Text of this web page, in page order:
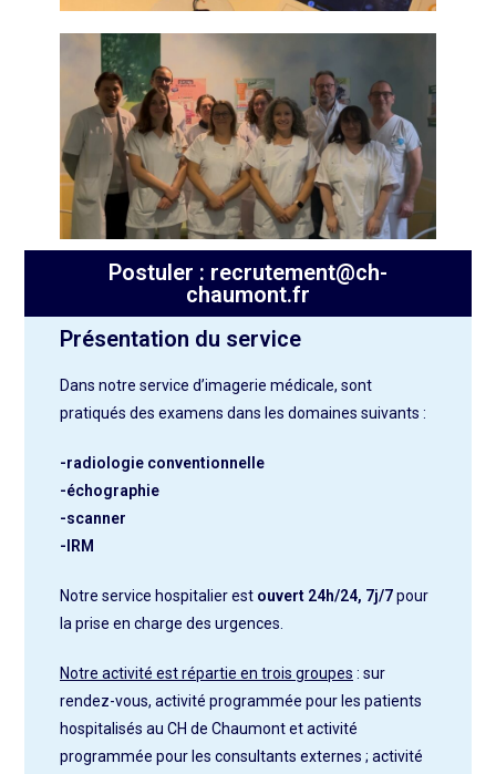
Postuler : recrutement@ch-
chaumont.fr
Présentation du service
Dans notre service d’imagerie médicale, sont
pratiqués des examens dans les domaines suivants :
-radiologie conventionnelle
-échographie
-scanner
-IRM
Notre service hospitalier est ouvert 24h/24, 7j/7pour
la prise en charge des urgences.
Notre activité est répartie en trois groupes : sur
rendez-vous, activité programmée pour les patients
hospitalisés au CH de Chaumont et activité
programmée pour les consultants externes ; activité